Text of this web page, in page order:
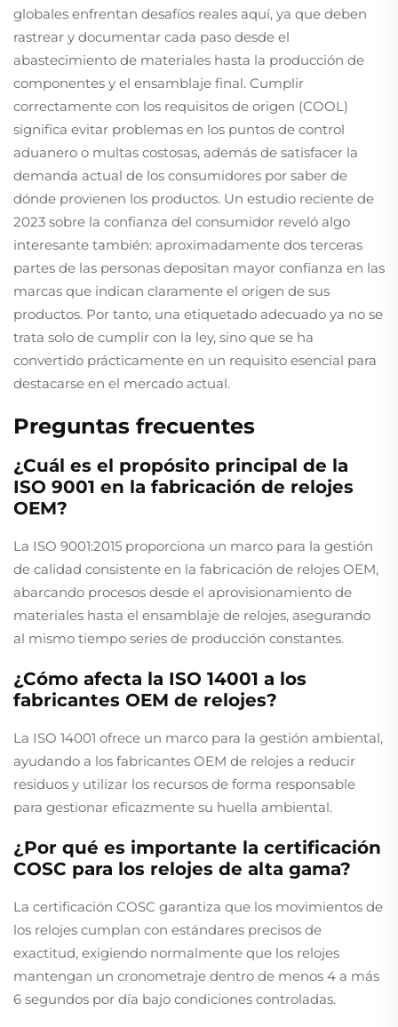
globales enfrentan desafíos reales aquí, ya que deben
rastrear y documentar cada paso desde el
abastecimiento de materiales hasta la producción de
componentes y el ensamblaje final. Cumplir
correctamente con los requisitos de origen (COOL)
significa evitar problemas en los puntos de control
aduanero o multas costosas, además de satisfacer la
demanda actual de los consumidores por saber de
dónde provienen los productos. Un estudio reciente de
2023 sobre la confianza del consumidor reveló algo
interesante también: aproximadamente dos terceras
partes de las personas depositan mayor confianza en las
marcas que indican claramente el origen de sus
productos. Por tanto, una etiquetado adecuado ya no se
trata solo de cumplir con la ley, sino que se ha
convertido prácticamente en un requisito esencial para
destacarse en el mercado actual.
Preguntas frecuentes
¿Cuál es el propósito principal de la
ISO 9001 en la fabricación de relojes
OEM?
La ISO 9001:2015 proporciona un marco para la gestión
de calidad consistente en la fabricación de relojes OEM,
abarcando procesos desde el aprovisionamiento de
materiales hasta el ensamblaje de relojes, asegurando
al mismo tiempo series de producción constantes.
¿Cómo afecta la ISO 14001 a los
fabricantes OEM de relojes?
La ISO 14001 ofrece un marco para la gestión ambiental,
ayudando a los fabricantes OEM de relojes a reducir
residuos y utilizar los recursos de forma responsable
para gestionar eficazmente su huella ambiental.
¿Por qué es importante la certificación
COSC para los relojes de alta gama?
La certificación COSC garantiza que los movimientos de
los relojes cumplan con estándares precisos de
exactitud, exigiendo normalmente que los relojes
mantengan un cronometraje dentro de menos 4 a más
6 segundos por día bajo condiciones controladas.